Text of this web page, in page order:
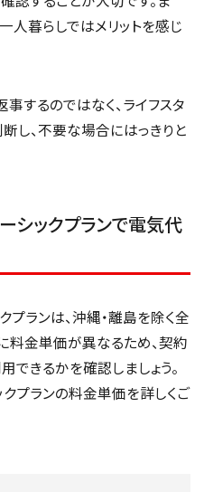
人暮らしではメリットを感じ
するのではなく、ライフスタ
し、不要な場合にはっきりと
シックプランで電気代
ランは、沖縄・離島を除く全
料金単価が異なるため、契約
できるかを確認しましょう。
プランの料金単価を詳しくご